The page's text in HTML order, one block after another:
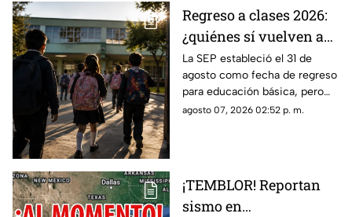
Regreso a clases 2026:
¿quiénes sí vuelven a
las aulas el 31 de
agosto?
La SEP estableció el 31 de
agosto como fecha de regreso
para educación básica, pero
algunos estudiantes tendrán
agosto 07, 2026 02:52 p. m.
¡TEMBLOR! Reportan
sismo en